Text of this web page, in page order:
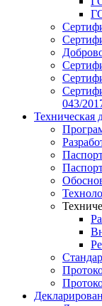
043/
Техническая